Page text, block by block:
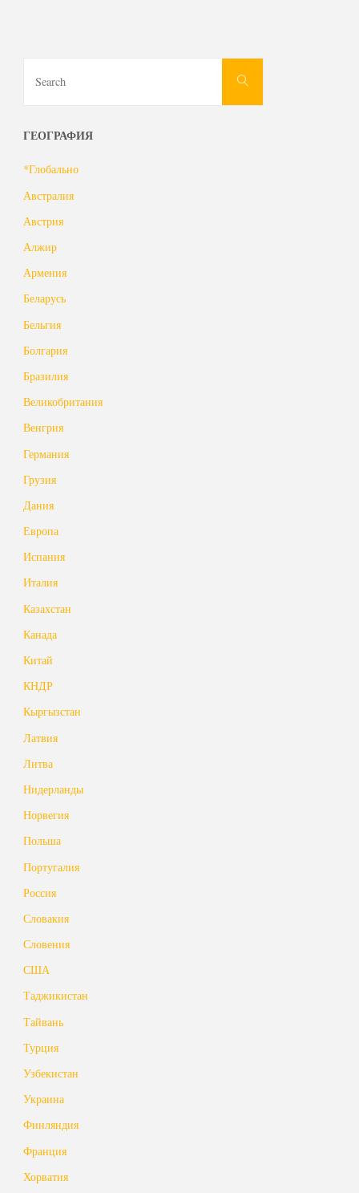
Search
ГЕОГРАФИЯ
*Глобально
Австралия
Австрия
Алжир
Армения
Беларусь
Бельгия
Болгария
Бразилия
Великобритания
Венгрия
Германия
Грузия
Дания
Европа
Испания
Италия
Казахстан
Канада
Китай
КНДР
Кыргызстан
Латвия
Литва
Нидерланды
Норвегия
Польша
Португалия
Россия
Словакия
Словения
США
Таджикистан
Тайвань
Турция
Узбекистан
Украина
Финляндия
Франция
Хорватия